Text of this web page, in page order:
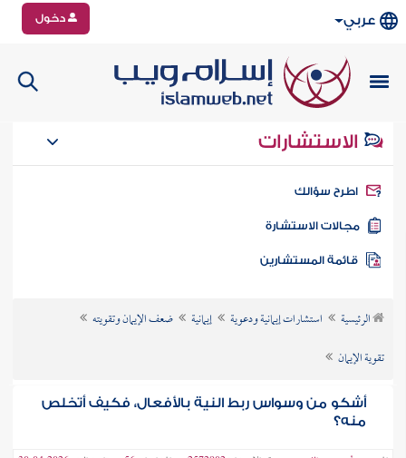
عربي دخول
الاستشارات
سؤالك
الاستشارة
الرئيسية استشارات إيمانية ودعوية إيمانية
ضعف الإيمان وتقويته
تقوية الإيمان
أشكو من وسواس ربط النية بالأفعال، فكيف أتخلص
منه؟